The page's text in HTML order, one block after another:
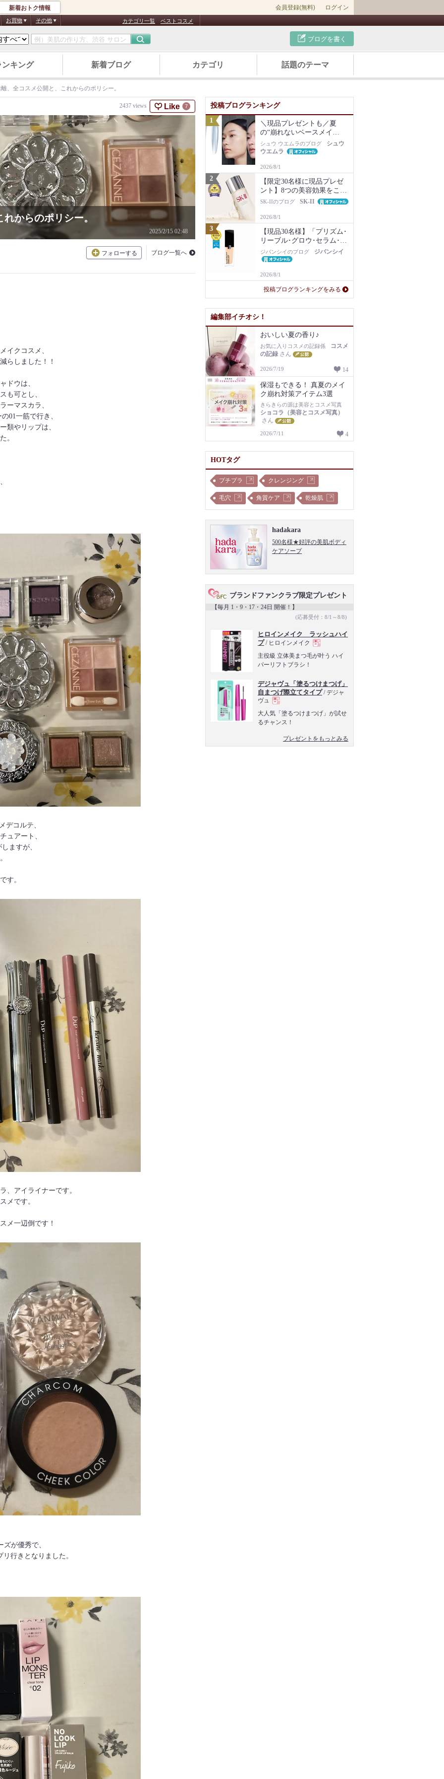
新着おトク情報 会員登録(無料) ログイン
お買物 その他 カテゴリ一覧 ベストコスメ
ブログを書く
ンキング 新着ブログ カテゴリ 話題のテーマ
、全コスメ公開と、これからのポリシー。
2437 views Like 7
からのポリシー。
2025/2/15 02:48
フォローする ブログ一覧へ
イクコスメ、
らしました！！
ドウは、
も可とし、
ーマスカラ、
01一筋で行き、
類やリップは、
。
デコルテ、
ュアート、
ますが、
す。
、アイライナーです。
メです。
メ一辺倒です！
が優秀で、
行きとなりました。
投稿ブログランキング
＼現品プレゼントも／夏
の“崩れないベースメイ
ク”は名品化粧下地から！毛
穴・ベタつき・乾燥知らず
シュウ ウエムラのブログ
シュウ
ウエムラ
2026/8/1
【限定30名様に現品プレゼ
ント】8つの美容効果をこの
1本で【新美容液キット再販
SK-IIのブログ SK-II
2026/8/1
【現品30名様】「プリズム･
リーブル･グロウ･セラム･フ
ァンデーション」1N現品を
プレゼント！
ジバンシイのブログ ジバンシイ
2026/8/1
投稿ブログランキングをみる
編集部イチオシ！
おいしい夏の香り♪
お気に入りコスメの記録係
コスメ
の記録 さん
2026/7/19 14
保湿もできる！ 真夏のメイ
ク崩れ対策アイテム3選
きらきらの源は美容とコスメ写真
ショコラ（美容とコスメ写真）
さん
2026/7/11 4
HOTタグ
プチプラ クレンジング
毛穴 角質ケア 乾燥肌
hadakara
500名様★好評の美肌ボディ
ケアソープ
ブランドファンクラブ限定プレゼント
【毎月 1・9・17・24日 開催！】
(応募受付：8/1～8/8)
ヒロインメイク ラッシュハイ
プ/ ヒロインメイク
現
主役級 立体美まつ毛が叶う ハイ
パーリフトブラシ！
デジャヴュ「塗るつけまつげ」
自まつげ際立てタイプ/ デジャ
ヴュ
現
品
大人気「塗るつけまつげ」が試せ
るチャンス！
プレゼントをもっとみる